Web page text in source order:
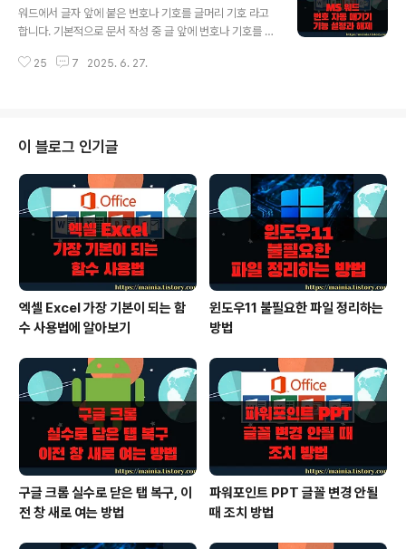
지를 만들기 위해 [페이지 레이아웃]을 클릭합니다. 페이지
레이아웃에는 [원고지 설정] 이라는 리본 메뉴가 있습니다.
는데 [스타일] 옵션에 보시면 4가지 종류의 원고지를 볼 수
워드에서 글자 앞에 붙은 번호나 기호를 글머리 기호 라고
합니다. 기본적으로 문서 작성 중 글 앞에 번호나 기호를 넣
매겨집니다. 그리고 설정된 값의 크기에 맞게 들여쓰기가
글 앞에 번호를 넣고 Enter 를 누르면 다음 번호가 자동으
로 붙습니다. 이것을 "글머리 기호 자동 번호 매기기" 기능
이라고 하는데, 옵션으로 사용유무를 정할 수 있습니다. ▼
첫 번째 "자동 번호 매기기" 의 해제 방법은 간단합니다. 사
용할 번호나 기호를 텍스트 앞에 입력하고 스페이스바를
눌러 한 칸 ..
25 7 2025. 6. 27.
이 블로그 인기글
엑셀 Excel 가장 기본이 되는 함
수 사용법에 알아보기
윈도우11 불필요한 파일 정리하는
방법
구글 크롬 실수로 닫은 탭 복구, 이
전 창 새로 여는 방법
파워포인트 PPT 글꼴 변경 안될
때 조치 방법